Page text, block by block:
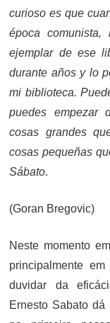
curioso es que
época
ejemplar de ese
durante años y lo
mi biblioteca.
puedes empezar
cosas grandes
cosas pequeñas
Sábato.
(Goran Bregovic)
Neste momento
principalmente em
duvidar da
Ernesto Sabato